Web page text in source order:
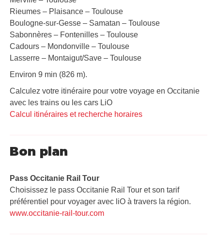
Rieumes – Plaisance – Toulouse
Boulogne-sur-Gesse – Samatan – Toulouse
Sabonnères – Fontenilles – Toulouse
Cadours – Mondonville – Toulouse
Lasserre – Montaigut/Save – Toulouse
Environ 9 min (826 m).
Calculez votre itinéraire pour votre voyage en Occitanie
avec les trains ou les cars LiO
Calcul itinéraires et recherche horaires
Bon plan
Pass Occitanie Rail Tour​
Choisissez le pass Occitanie Rail Tour et son tarif
préférentiel pour voyager avec liO à travers la région.
www.occitanie-rail-tour.com